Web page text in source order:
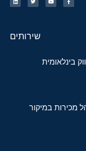
שירותים
מכירות במיקור